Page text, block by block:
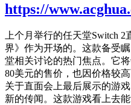
https://
上个月举行的任天堂Switch
界》作为开场的。这款备受
堂相关讨论的热门焦点。它
80美元的售价，也因价格较
关于直面会上最后展示的游
新的传闻。这款游戏看上去